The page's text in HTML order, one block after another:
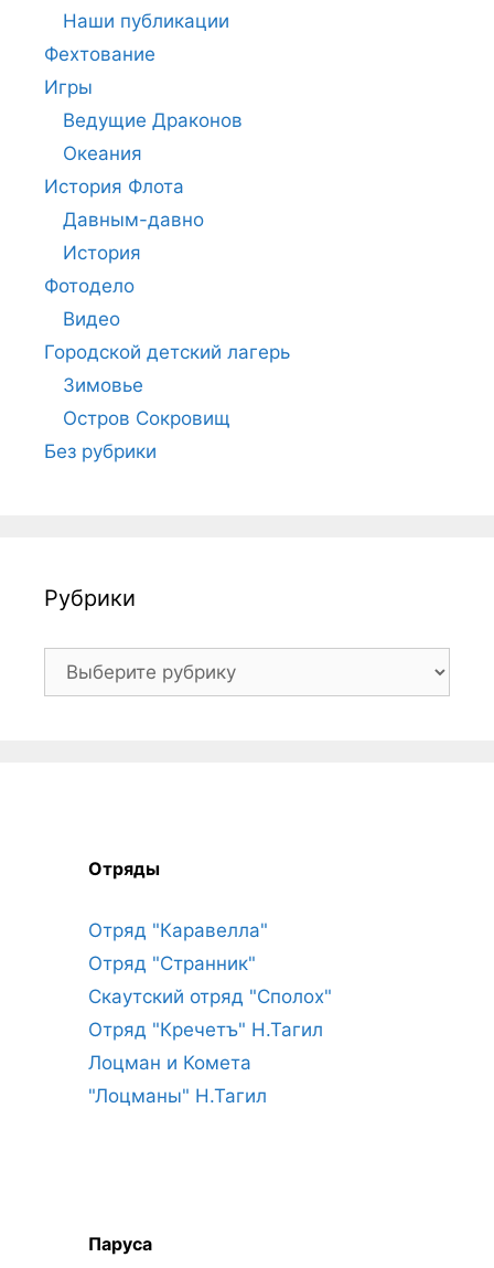
Наши публикации
Фехтование
Игры
Ведущие Драконов
Океания
История Флота
Давным-давно
История
Фотодело
Видео
Городской детский лагерь
Зимовье
Остров Сокровищ
Без рубрики
Рубрики
Рубрики
Отряды
Отряд "Каравелла"
Отряд "Странник"
Скаутский отряд "Сполох"
Отряд "Кречетъ" Н.Тагил
Лоцман и Комета
"Лоцманы" Н.Тагил
Паруса